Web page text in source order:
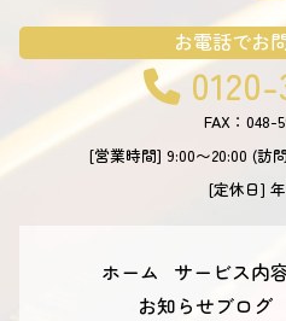
お電話でお
0120-
FAX：048-
[営業時間] 9:00〜20:00 (訪
[定休日]
ホーム サービス内
お知らせブログ